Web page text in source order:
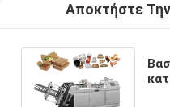
Αποκτήστε